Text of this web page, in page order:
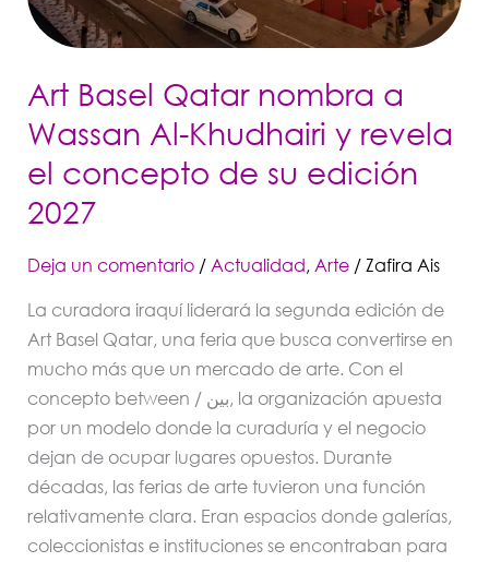
Art Basel Qatar nombra a
Wassan Al-Khudhairi y revela
el concepto de su edición
2027
Deja un comentario / Actualidad, Arte/ Zafira Ais
La curadora iraquí liderará la segunda edición de
Art Basel Qatar, una feria que busca convertirse en
mucho más que un mercado de arte. Con el
concepto between / بين, la organización apuesta
por un modelo donde la curaduría y el negocio
dejan de ocupar lugares opuestos. Durante
décadas, las ferias de arte tuvieron una función
relativamente clara. Eran espacios donde galerías,
coleccionistas e instituciones se encontraban para
el
de
edición
2027